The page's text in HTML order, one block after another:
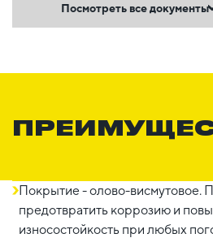
Посмотреть все документы
Покрытие - олово-висмутовое.
предотвратить коррозию и
износостойкость при любых